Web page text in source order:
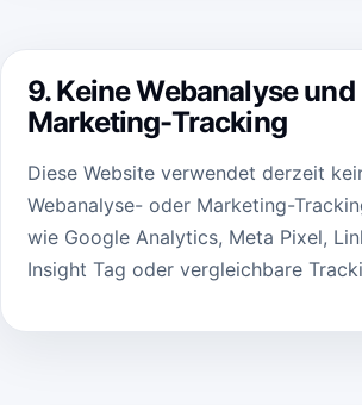
9. Keine Webanalyse und
Marketing-Tracking
Diese Website verwendet derzeit
Webanalyse- oder Marketing-
wie Google Analytics, Meta Pixel,
Insight Tag oder vergleichbare